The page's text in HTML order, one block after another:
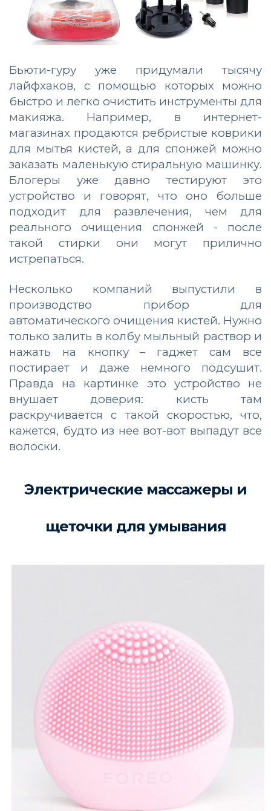
Бьюти-гуру уже придумали тысячу
лайфхаков, с помощью которых можно
быстро и легко очистить инструменты для
макияжа. Например, в интернет-
магазинах продаются ребристые коврики
для мытья кистей, а для спонжей можно
заказать маленькую стиральную машинку.
Блогеры уже давно тестируют это
устройство и говорят, что оно больше
подходит для развлечения, чем для
реального очищения спонжей - после
такой стирки они могут прилично
истрепаться.
Несколько компаний выпустили в
производство прибор для
автоматического очищения кистей. Нужно
только залить в колбу мыльный раствор и
нажать на кнопку – гаджет сам все
постирает и даже немного подсушит.
Правда на картинке это устройство не
внушает доверия: кисть там
раскручивается с такой скоростью, что,
кажется, будто из нее вот-вот выпадут все
волоски.
Электрические массажеры и
щеточки для умывания